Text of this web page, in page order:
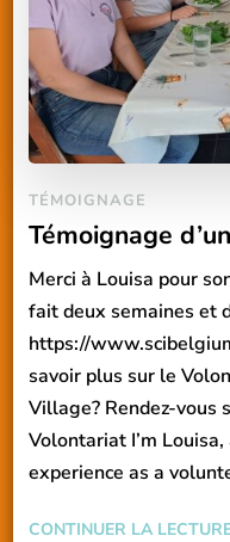
TÉMOIGNAGE
Témoignage
Merci à Louisa pour
fait deux semaines et
https://
savoir plus sur le
Village? Rendez-vous
Volontariat I’m
experience as a
CONTINUER LA